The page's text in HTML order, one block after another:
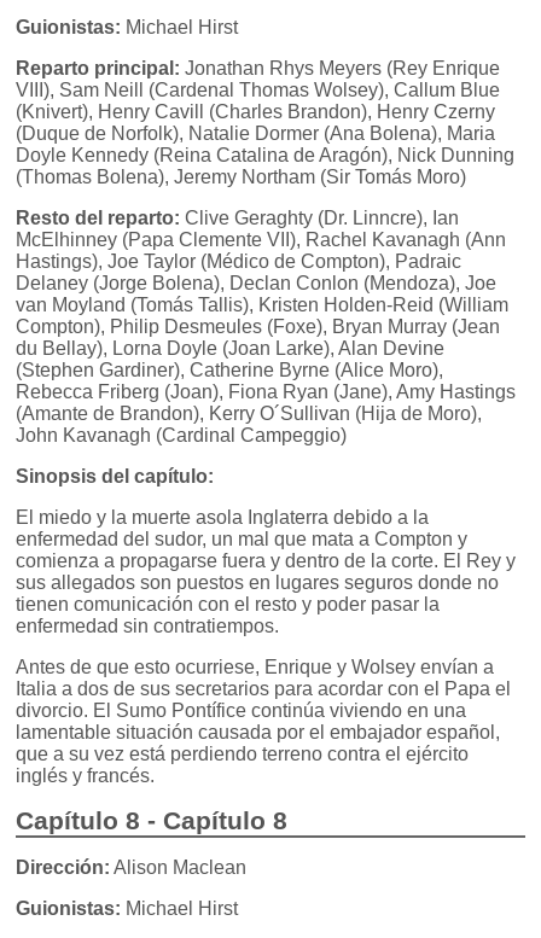
Guionistas: Michael Hirst
Reparto principal: Jonathan Rhys Meyers (Rey Enrique
VIII), Sam Neill (Cardenal Thomas Wolsey), Callum Blue
(Knivert), Henry Cavill (Charles Brandon), Henry Czerny
(Duque de Norfolk), Natalie Dormer (Ana Bolena), Maria
Doyle Kennedy (Reina Catalina de Aragón), Nick Dunning
(Thomas Bolena), Jeremy Northam (Sir Tomás Moro)
Resto del reparto: Clive Geraghty (Dr. Linncre), Ian
McElhinney (Papa Clemente VII), Rachel Kavanagh (Ann
Hastings), Joe Taylor (Médico de Compton), Padraic
Delaney (Jorge Bolena), Declan Conlon (Mendoza), Joe
van Moyland (Tomás Tallis), Kristen Holden-Reid (William
Compton), Philip Desmeules (Foxe), Bryan Murray (Jean
du Bellay), Lorna Doyle (Joan Larke), Alan Devine
(Stephen Gardiner), Catherine Byrne (Alice Moro),
Rebecca Friberg (Joan), Fiona Ryan (Jane), Amy Hastings
(Amante de Brandon), Kerry O´Sullivan (Hija de Moro),
John Kavanagh (Cardinal Campeggio)
Sinopsis del capítulo:
El miedo y la muerte asola Inglaterra debido a la
enfermedad del sudor, un mal que mata a Compton y
comienza a propagarse fuera y dentro de la corte. El Rey y
sus allegados son puestos en lugares seguros donde no
tienen comunicación con el resto y poder pasar la
enfermedad sin contratiempos.
Antes de que esto ocurriese, Enrique y Wolsey envían a
Italia a dos de sus secretarios para acordar con el Papa el
divorcio. El Sumo Pontífice continúa viviendo en una
lamentable situación causada por el embajador español,
que a su vez está perdiendo terreno contra el ejército
inglés y francés.
Capítulo 8 - Capítulo 8
Dirección: Alison Maclean
Guionistas: Michael Hirst